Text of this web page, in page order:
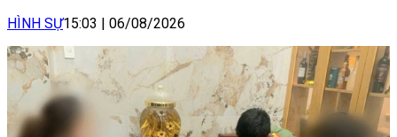
HÌNH SỰ15:03 06/08/2026